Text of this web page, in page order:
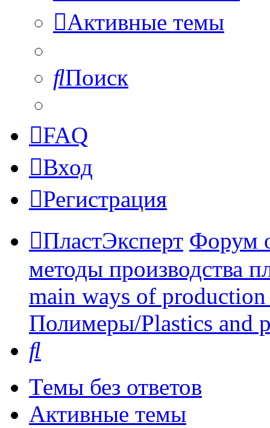
Активные темы
Поиск
FAQ
Вход
Регистрация
ПластЭксперт Форум
методы производства
main ways of
Полимеры/Plastics and
Темы без ответов
Активные темы